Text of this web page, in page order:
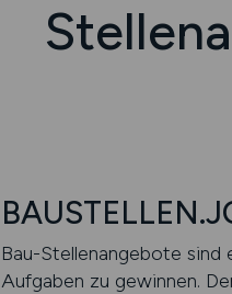
Bau-Stellenangebote sind
Aufgaben zu gewinnen.